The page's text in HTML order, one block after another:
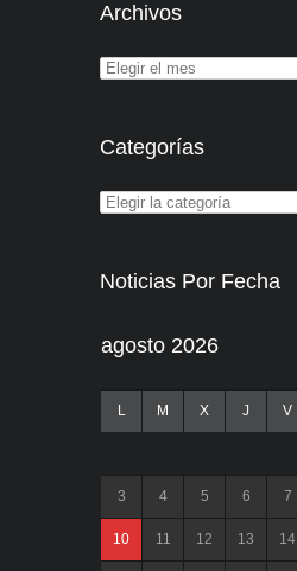
Archivos
Categorías
Noticias Por Fecha
agosto 2026
L M X J V
3 4 5 6 7
10 11 12 13 14